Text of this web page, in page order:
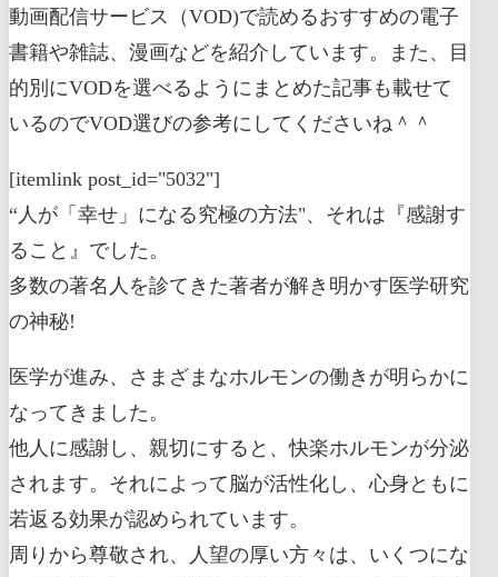
動画配信サービス（VOD)で読めるおすすめの電子
書籍や雑誌、漫画などを紹介しています。また、目
的別にVODを選べるようにまとめた記事も載せて
いるのでVOD選びの参考にしてくださいね＾＾
[itemlink post_id="5032"]
“人が「幸せ」になる究極の方法"、それは『感謝す
ること』でした。
多数の著名人を診てきた著者が解き明かす医学研究
の神秘!
医学が進み、さまざまなホルモンの働きが明らかに
なってきました。
他人に感謝し、親切にすると、快楽ホルモンが分泌
されます。それによって脳が活性化し、心身ともに
若返る効果が認められています。
周りから尊敬され、人望の厚い方々は、いくつにな